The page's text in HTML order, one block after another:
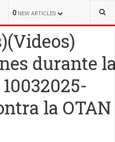
0 NEW ARTICLES
durante
la